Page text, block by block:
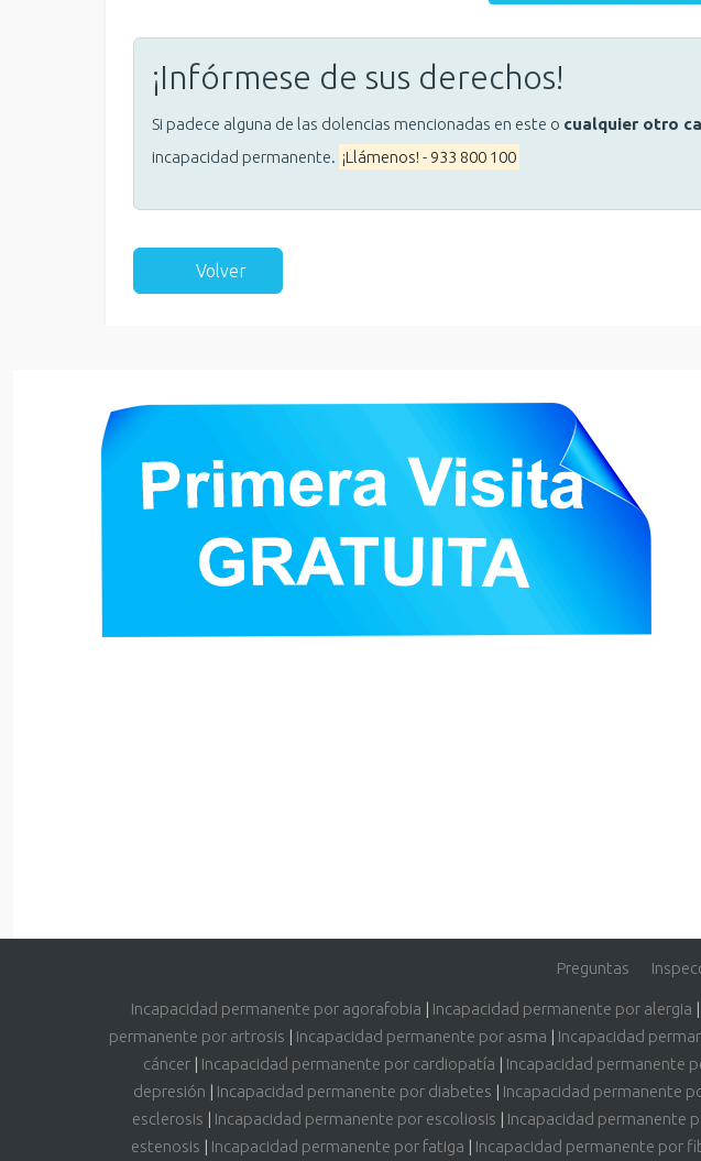
¡Infórmese de sus derechos!
Si padece alguna de las dolencias mencionadas en este o cualquier otro
incapacidad permanente. ¡Llámenos! - 933 800 100
Volver
Preguntas
Incapacidad permanente por agorafobia | Incapacidad permanente por alergia |
permanente por artrosis | Incapacidad permanente por asma | Incapacidad
cáncer | Incapacidad permanente por cardiopatía | Incapacidad permanente
depresión | Incapacidad permanente por diabetes | Incapacidad permanente
esclerosis | Incapacidad permanente por escoliosis | Incapacidad permanente
estenosis | Incapacidad permanente por fatiga | Incapacidad permanente por